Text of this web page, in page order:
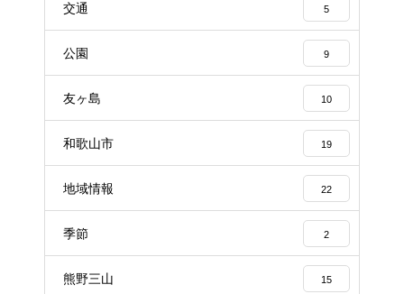
交通 5
公園 9
友ヶ島 10
和歌山市 19
地域情報 22
季節 2
熊野三山 15